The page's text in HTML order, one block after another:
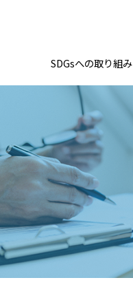
SDGsへの取り組み